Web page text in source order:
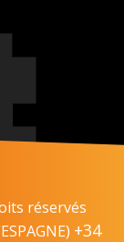
réservés
+34